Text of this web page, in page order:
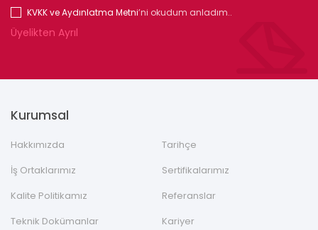
KVKK ve Aydınlatma Metni’ni okudum anladım..
Üyelikten Ayrıl
Kurumsal
Hakkımızda
Tarihçe
İş Ortaklarımız
Sertifikalarımız
Kalite Politikamız
Referanslar
Teknik Dokümanlar
Kariyer